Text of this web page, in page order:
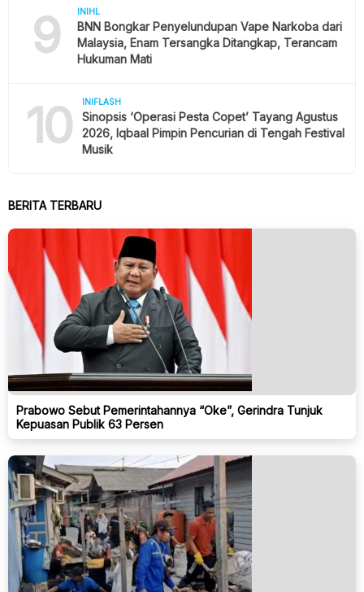
9 INIHL
BNN Bongkar Penyelundupan Vape Narkoba dari
Malaysia, Enam Tersangka Ditangkap, Terancam
Hukuman Mati
10 INIFLASH
Sinopsis ‘Operasi Pesta Copet’ Tayang Agustus
2026, Iqbaal Pimpin Pencurian di Tengah Festival
Musik
BERITA TERBARU
Prabowo Sebut Pemerintahannya “Oke”, Gerindra Tunjuk
Kepuasan Publik 63 Persen